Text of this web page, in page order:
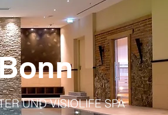
UND VISIOLIFE SPA